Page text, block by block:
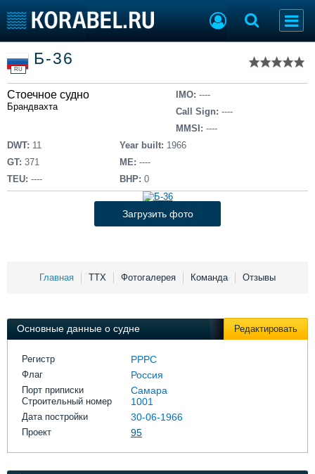
Тип судна
Добавить судно
Добавить проект
Последние 100
Пульс
Новости
Компании
Репутация
Торговая площадка
Доска объявлений
Продажа флота
Оборудование
Изделия
Материалы
Услуги
Выставки и семинары
Личности
Словарь
Галерея флота
Форум
RU
Б-36
Стоечное судно
Брандвахта
IMO: ----
Call Sign: ----
MMSI: ----
DWT: 11
GT: 371
TEU: ----
Year built: 1966
ME: ----
BHP: 0
Загрузить фото
Главная ТТХ Фотогалерея Команда Отзывы
Основные данные о судне Редактировать
Регистр РРРС
Флаг Россия
Порт приписки Самара
Строительный номер 1001
Дата постройки 30-06-1966
Проект 95